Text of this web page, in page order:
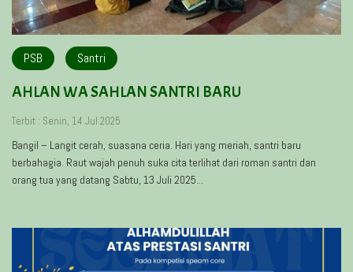
PSB Santri
AHLAN WA SAHLAN SANTRI BARU
Terbit : Senin, 14 Jul 2025
Bangil – Langit cerah, suasana ceria. Hari yang meriah, santri baru
berbahagia. Raut wajah penuh suka cita terlihat dari roman santri dan
orang tua yang datang Sabtu, 13 Juli 2025...